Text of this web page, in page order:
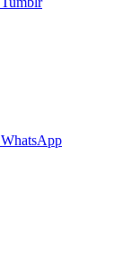
WhatsApp